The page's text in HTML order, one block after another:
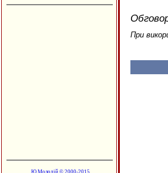
Ю.Молодій © 2000-2015
При